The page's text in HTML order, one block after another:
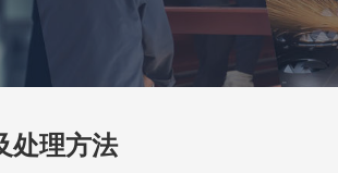
处理方法